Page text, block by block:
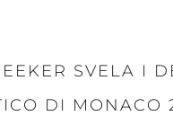
SVELA I
DI MONACO